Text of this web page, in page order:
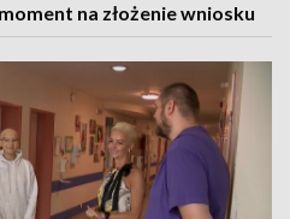
na złożenie wniosku